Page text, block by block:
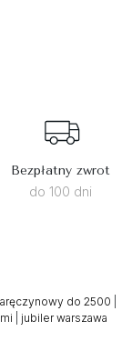
Bezpłatny zwrot
do 100 dni
do 2500
jubiler warszawa